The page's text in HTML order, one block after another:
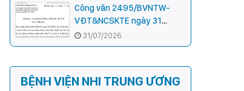
Công văn 2495/BVNTW-
VĐT&NCSKTE ngày 31
tháng 7 năm 2026 V/v Danh
sách người thực hành hoàn
với chức danh Bác sĩ Y khoa
31/07/2026
BỆNH VIỆN NHI TRUNG ƯƠNG